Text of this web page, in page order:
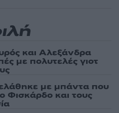
και Αλεξάνδρα
με πολυτελές γιοτ
με μπάντα που
Φισκάρδο και τους